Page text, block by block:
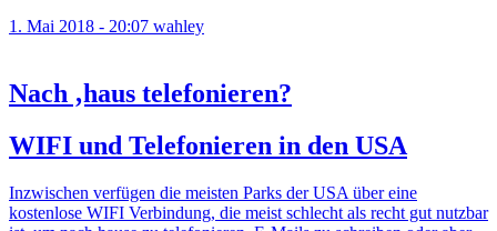
1. Mai 2018 - 20:07 wahley
Nach ‚haus telefonieren?
WIFI und Telefonieren in den USA
Inzwischen verfügen die meisten Parks der USA über eine
kostenlose WIFI Verbindung, die meist schlecht als recht gut nutzbar